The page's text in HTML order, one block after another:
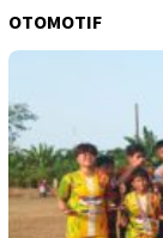
OTOMOTIF